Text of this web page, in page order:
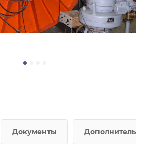
Документы Дополнительно